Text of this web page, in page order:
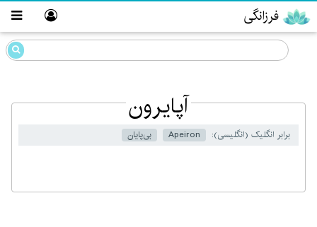
فرزانگی
آپایرون
برابر انگلیک (انگلیسی): Apeiron بی‌پایان